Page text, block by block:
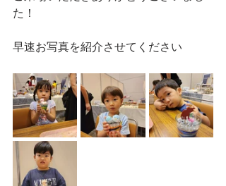
た！
早速お写真を紹介させてください